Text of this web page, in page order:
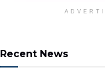
Recent News